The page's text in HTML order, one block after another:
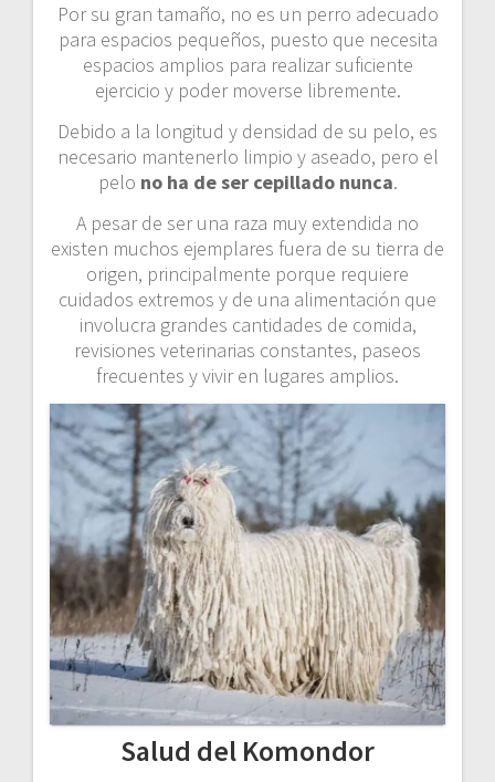
Por su gran tamaño, no es un perro adecuado
para espacios pequeños, puesto que necesita
espacios amplios para realizar suficiente
ejercicio y poder moverse libremente.
Debido a la longitud y densidad de su pelo, es
necesario mantenerlo limpio y aseado, pero el
pelo no ha de ser cepillado nunca.
A pesar de ser una raza muy extendida no
existen muchos ejemplares fuera de su tierra de
origen, principalmente porque requiere
cuidados extremos y de una alimentación que
involucra grandes cantidades de comida,
revisiones veterinarias constantes, paseos
frecuentes y vivir en lugares amplios.
Salud del Komondor